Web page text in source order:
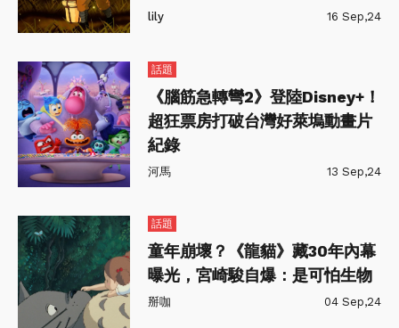
lily 16 Sep,24
話題
《腦筋急轉彎2》登陸Disney+！
超狂票房打破台灣好萊塢動畫片
紀錄
河馬 13 Sep,24
話題
童年崩壞？《龍貓》藏30年內幕
曝光，宮崎駿自爆：是可怕生物
掰咖 04 Sep,24